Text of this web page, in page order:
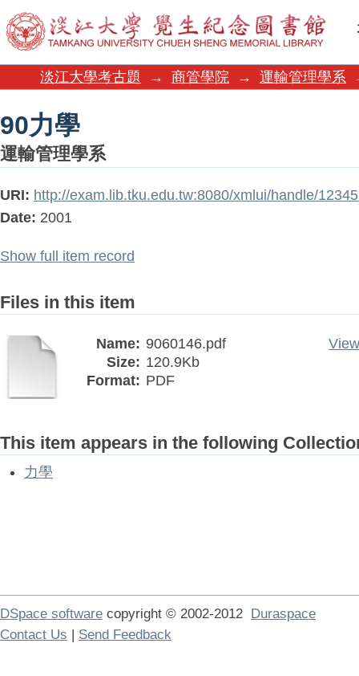
90力學
淡江大學考古題 → 商管學院 → 運輸管理學系
90力學
運輸管理學系
URI: http://exam.lib.tku.edu.tw:8080/xmlui/handle/
Date: 2001
Show full item record
Files in this item
Name: 9060146.pdf
Size: 120.9Kb
Format: PDF
This item appears in the following
力學
DSpace software copyright © 2002-2012 Duraspace
Contact Us | Send Feedback